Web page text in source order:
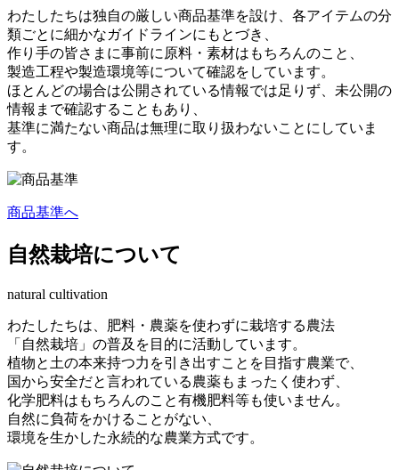
わたしたちは独自の厳しい商品基準を設け、各アイテムの分
類ごとに細かなガイドラインにもとづき、
作り手の皆さまに事前に原料・素材はもちろんのこと、
製造工程や製造環境等について確認をしています。
ほとんどの場合は公開されている情報では足りず、未公開の
情報まで確認することもあり、
基準に満たない商品は無理に取り扱わないことにしていま
す。
商品基準へ
自然栽培について
natural cultivation
わたしたちは、肥料・農薬を使わずに栽培する農法
「自然栽培」の普及を目的に活動しています。
植物と土の本来持つ力を引き出すことを目指す農業で、
国から安全だと言われている農薬もまったく使わず、
化学肥料はもちろんのこと有機肥料等も使いません。
自然に負荷をかけることがない、
環境を生かした永続的な農業方式です。